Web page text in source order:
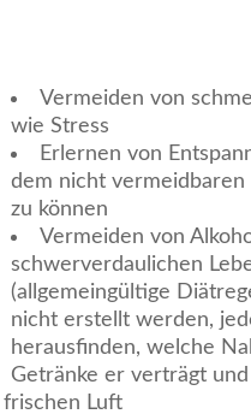
Vermeiden von
wie Stress
Erlernen von
dem nicht vermeidbaren
zu können
Vermeiden von
schwerverdaulichen
(allgemeingültige
nicht erstellt werden,
herausfinden, welche
Getränke er verträgt
Luft